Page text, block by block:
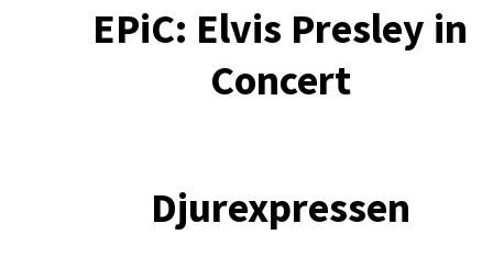
EPiC: Elvis Presley in
Concert
Djurexpressen